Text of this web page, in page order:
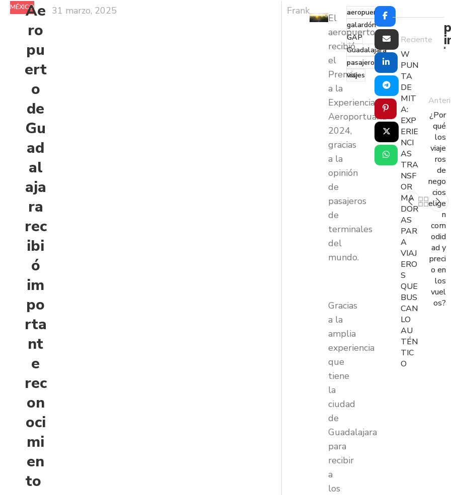
MÉXICOAe
ro
pu
ert
o
de
Gu
ad
al
aja
ra
rec
ibi
ó
im
po
rta
nt
e
rec
on
oci
mi
en
to
31 marzo, 2025 Frank
El
aeropuerto
recibió
el
Premio
a la
Experiencia
Aeroportuaria
2024,
gracias
a la
opinión
de
pasajeros
de
terminales
del
mundo.
Gracias
a la
amplia
experiencia
que
tiene
la
ciudad
de
Guadalajara
para
recibir
a
los
aeropuerto
galardón
GAP
Guadalajara
pasajeros
viajes
Reciente
W
PUN
TA
DE
MIT
A:
EXP
ERIE
NCI
AS
TRA
NSF
OR
MA
DOR
AS
PAR
A
VIAJ
ERO
S
QUE
BUS
CAN
LO
AU
TÉN
TIC
O
¿Por
qué
los
viaje
ros
de
nego
cios
elige
n
com
odid
ad y
preci
o en
los
vuel
os?